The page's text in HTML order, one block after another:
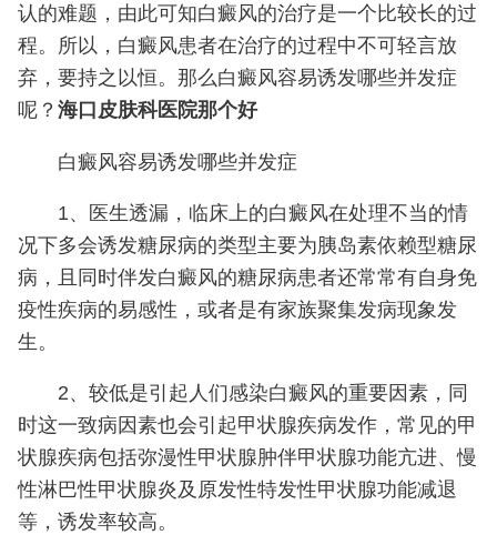
认的难题，由此可知白癜风的治疗是一个比较长的过
程。所以，白癜风患者在治疗的过程中不可轻言放
弃，要持之以恒。那么白癜风容易诱发哪些并发症
呢？ 海口皮肤科医院那个好
白癜风容易诱发哪些并发症
1、医生透漏，临床上的白癜风在处理不当的情
况下多会诱发糖尿病的类型主要为胰岛素依赖型糖尿
病，且同时伴发白癜风的糖尿病患者还常常有自身免
疫性疾病的易感性，或者是有家族聚集发病现象发
生。
2、较低是引起人们感染白癜风的重要因素，同
时这一致病因素也会引起甲状腺疾病发作，常见的甲
状腺疾病包括弥漫性甲状腺肿伴甲状腺功能亢进、慢
性淋巴性甲状腺炎及原发性特发性甲状腺功能减退
等，诱发率较高。